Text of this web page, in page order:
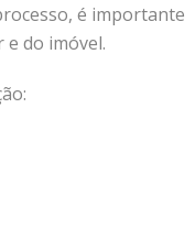
é importante
do imóvel.